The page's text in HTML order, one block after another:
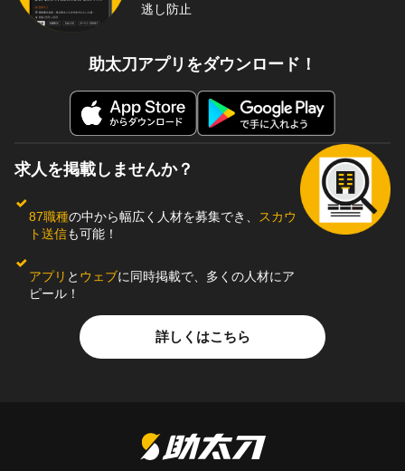
逃し防止
助太刀アプリをダウンロード！
求人を掲載しませんか？
87職種の中から幅広く人材を募集でき、
スカウ
ト送信も可能！
アプリ と ウェブに同時掲載で、多くの人材にア
ピール！
詳しくはこちら